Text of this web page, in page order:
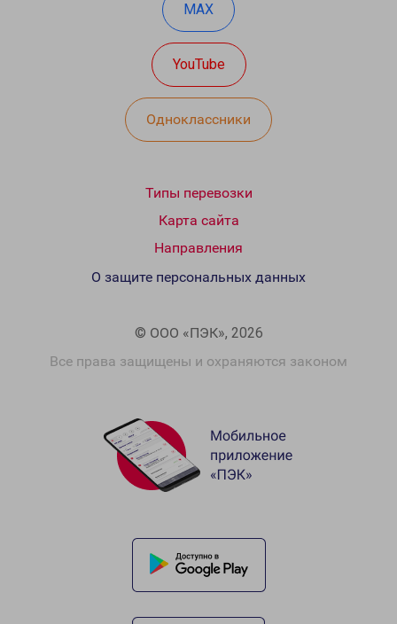
MAX
YouTube
Одноклассники
Типы перевозки
Карта сайта
Направления
© ООО «ПЭК», 2026
Все права защищены и охраняются законом
О защите персональных данных